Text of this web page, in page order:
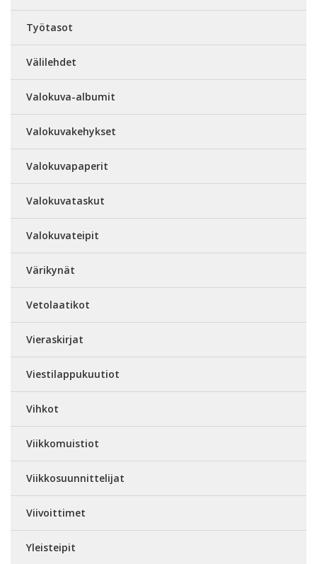
Työtasot
Välilehdet
Valokuva-albumit
Valokuvakehykset
Valokuvapaperit
Valokuvataskut
Valokuvateipit
Värikynät
Vetolaatikot
Vieraskirjat
Viestilappukuutiot
Vihkot
Viikkomuistiot
Viikkosuunnittelijat
Viivoittimet
Yleisteipit